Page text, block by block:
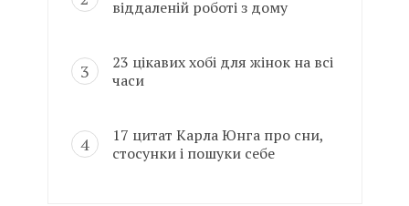
віддаленій роботі з дому
23 цікавих хобі для жінок на всі
часи
17 цитат Карла Юнга про сни,
стосунки і пошуки себе